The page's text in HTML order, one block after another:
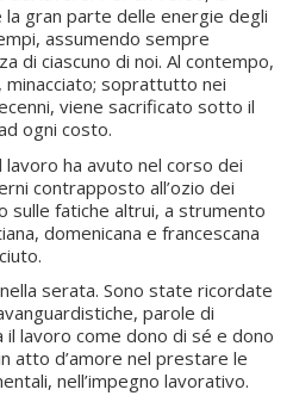
gran parte delle energie degli
assumendo sempre
di ciascuno di noi. Al contempo,
soprattutto nei
viene sacrificato sotto il
ogni costo.
ha avuto nel corso dei
contrapposto all’ozio dei
sulle fatiche altrui, a strumento
domenicana e francescana
serata. Sono state ricordate
parole di
il lavoro come dono di sé e dono
atto d’amore nel prestare le
nell’impegno lavorativo.